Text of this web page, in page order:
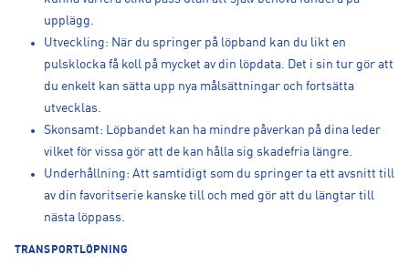
upplägg.
Utveckling: När du springer på löpband kan du likt en
pulsklocka få koll på mycket av din löpdata. Det i sin tur gör att
du enkelt kan sätta upp nya målsättningar och fortsätta
utvecklas.
Skonsamt: Löpbandet kan ha mindre påverkan på dina leder
vilket för vissa gör att de kan hålla sig skadefria längre.
Underhållning: Att samtidigt som du springer ta ett avsnitt till
av din favoritserie kanske till och med gör att du längtar till
nästa löppass.
TRANSPORTLÖPNING